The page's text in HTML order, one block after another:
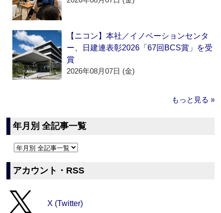
【ニコン】本社／イノベーションセンタ
ー、日建連表彰2026「67回BCS賞」を受
賞
2026年08月07日 (金)
もっと見る »
年月別 全記事一覧
アカウント・RSS
X (Twitter)